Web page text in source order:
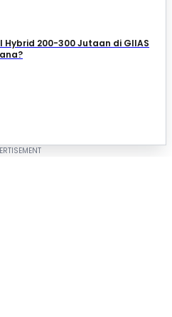
Hybrid 200-300 Jutaan di GIIAS